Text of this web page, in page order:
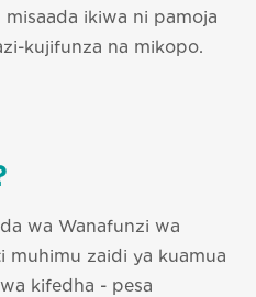
ikiwa ni pamoja
kujifunza na mikopo.
wa Wanafunzi wa
muhimu zaidi ya kuamua
kifedha - pesa